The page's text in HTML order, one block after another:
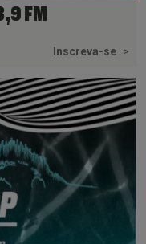
FM
Inscreva-se >